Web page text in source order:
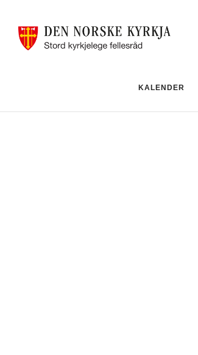
KALENDER